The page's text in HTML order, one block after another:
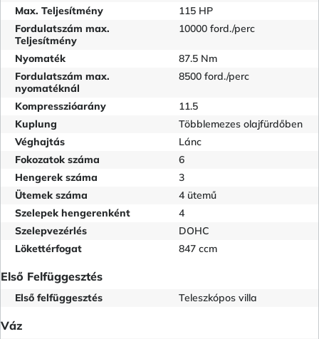
Max. Teljesítmény
115 HP
Fordulatszám max.
Teljesítmény
10000 ford./perc
Nyomaték
87.5 Nm
Fordulatszám max.
nyomatéknál
8500 ford./perc
Kompresszióarány
11.5
Kuplung
Többlemezes olajfürdőben
Véghajtás
Lánc
Fokozatok száma
6
Hengerek száma
3
Ütemek száma
4 ütemű
Szelepek hengerenként
4
Szelepvezérlés
DOHC
Lökettérfogat
847 ccm
Első Felfüggesztés
Első felfüggesztés Teleszkópos villa
Váz